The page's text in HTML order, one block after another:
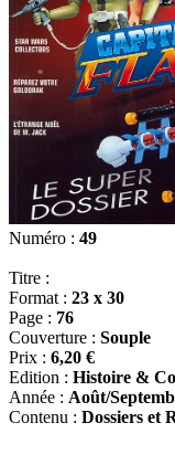
Numéro : 49
Titre :
Format : 23 x 30
Page : 76
Couverture : Souple
Prix : 6,20 €
Edition : Histoire &
Année : Août/
Contenu : Dossiers et